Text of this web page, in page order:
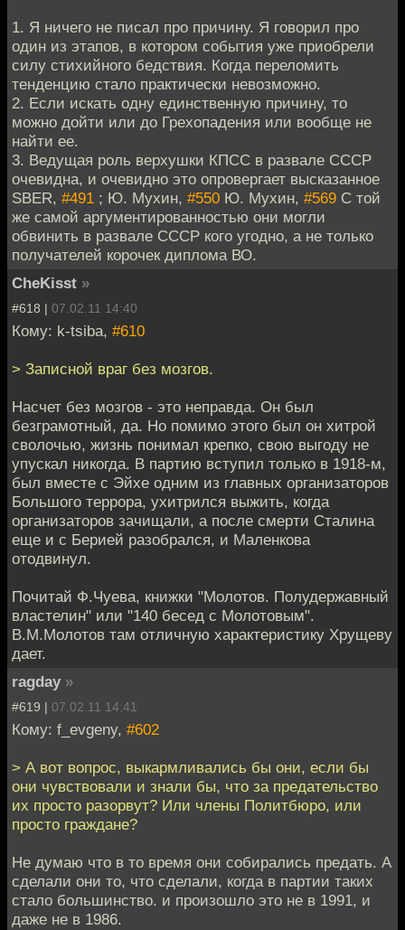
1. Я ничего не писал про причину. Я говорил про
один из этапов, в котором события уже приобрели
силу стихийного бедствия. Когда переломить
тенденцию стало практически невозможно.
2. Если искать одну единственную причину, то
можно дойти или до Грехопадения или вообще не
найти ее.
3. Ведущая роль верхушки КПСС в развале СССР
очевидна, и очевидно это опровергает высказанное
SBER, #491 ; Ю. Мухин, #550 Ю. Мухин, #569 С той
же самой аргументированностью они могли
обвинить в развале СССР кого угодно, а не только
получателей корочек диплома ВО.
CheKisst »
#618 | 07.02.11 14:40
Кому: k-tsiba, #610
> Записной враг без мозгов.
Насчет без мозгов - это неправда. Он был
безграмотный, да. Но помимо этого был он хитрой
сволочью, жизнь понимал крепко, свою выгоду не
упускал никогда. В партию вступил только в 1918-м,
был вместе с Эйхе одним из главных организаторов
Большого террора, ухитрился выжить, когда
организаторов зачищали, а после смерти Сталина
еще и с Берией разобрался, и Маленкова
отодвинул.
Почитай Ф.Чуева, книжки "Молотов. Полудержавный
властелин" или "140 бесед с Молотовым".
В.М.Молотов там отличную характеристику Хрущеву
дает.
ragday »
#619 | 07.02.11 14:41
Кому: f_evgeny, #602
> А вот вопрос, выкармливались бы они, если бы
они чувствовали и знали бы, что за предательство
их просто разорвут? Или члены Политбюро, или
просто граждане?
Не думаю что в то время они собирались предать. А
сделали они то, что сделали, когда в партии таких
стало большинство. и произошло это не в 1991, и
даже не в 1986.